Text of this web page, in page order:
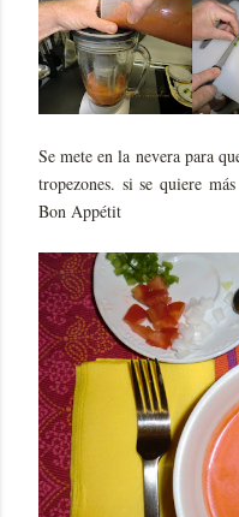
Se mete en la nevera para
tropezones. si se quiere
Bon Appétit